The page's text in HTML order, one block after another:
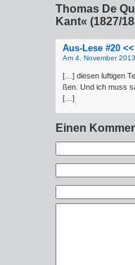
Thomas De
Kant« (1827/
Aus-Lese #20
Am 4. November
[…] die­sen luf­ti­gen
ßen. Und ich muss
[…]
Einen